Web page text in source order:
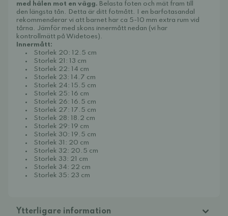
med hälen mot en vägg. Belasta foten och mät fram till
den längsta tån. Detta är ditt fotmått. I en barfotasandal
rekommenderar vi att barnet har ca 5-10 mm extra rum vid
tårna. Jämför med skons innermått nedan (vi har
kontrollmätt på Widetoes).
Innermått:
Storlek 20: 12.5 cm
Storlek 21: 13 cm
Storlek 22: 14 cm
Storlek 23: 14.7 cm
Storlek 24: 15.5 cm
Storlek 25: 16 cm
Storlek 26: 16.5 cm
Storlek 27: 17.5 cm
Storlek 28: 18.2 cm
Storlek 29: 19 cm
Storlek 30: 19.5 cm
Storlek 31: 20 cm
Storlek 32: 20.5 cm
Storlek 33: 21 cm
Storlek 34: 22 cm
Storlek 35: 23 cm
Ytterligare information